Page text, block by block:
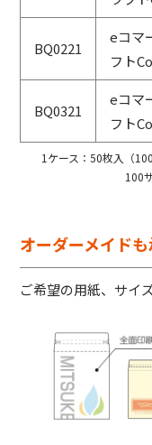
BQ0221
eコマ
フト
BQ0321
eコマ
フト
1ケース：50枚入（
100
オーダーメイド
ご希望の用紙、サイ